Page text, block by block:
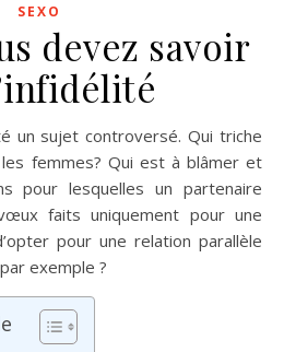
SEXO
devez savoir
femmes? Qui est à blâmer et
pour lesquelles un partenaire
faits uniquement pour une
pour une relation parallèle
exemple ?